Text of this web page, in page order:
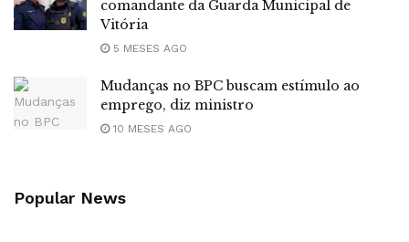
comandante da Guarda Municipal de
Vitória
5 MESES AGO
Mudanças no BPC buscam estímulo ao
emprego, diz ministro
10 MESES AGO
Popular News